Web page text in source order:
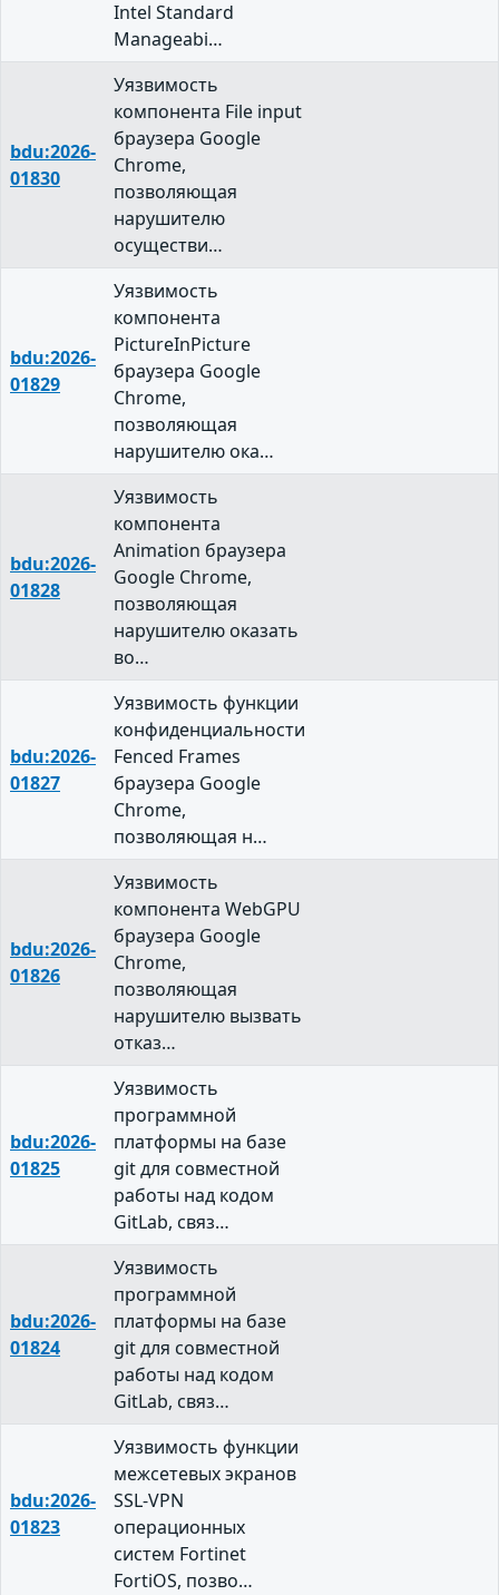
Intel Standard
Manageabi…
bdu:2026-
01830
Уязвимость
компонента File input
браузера Google
Chrome,
позволяющая
нарушителю
осуществи…
bdu:2026-
01829
Уязвимость
компонента
PictureInPicture
браузера Google
Chrome,
позволяющая
нарушителю ока…
bdu:2026-
01828
Уязвимость
компонента
Animation браузера
Google Chrome,
позволяющая
нарушителю оказать
во…
bdu:2026-
01827
Уязвимость функции
конфиденциальности
Fenced Frames
браузера Google
Chrome,
позволяющая н…
bdu:2026-
01826
Уязвимость
компонента WebGPU
браузера Google
Chrome,
позволяющая
нарушителю вызвать
отказ…
bdu:2026-
01825
Уязвимость
программной
платформы на базе
git для совместной
работы над кодом
GitLab, связ…
bdu:2026-
01824
Уязвимость
программной
платформы на базе
git для совместной
работы над кодом
GitLab, связ…
bdu:2026-
01823
Уязвимость функции
межсетевых экранов
SSL-VPN
операционных
систем Fortinet
FortiOS, позво…